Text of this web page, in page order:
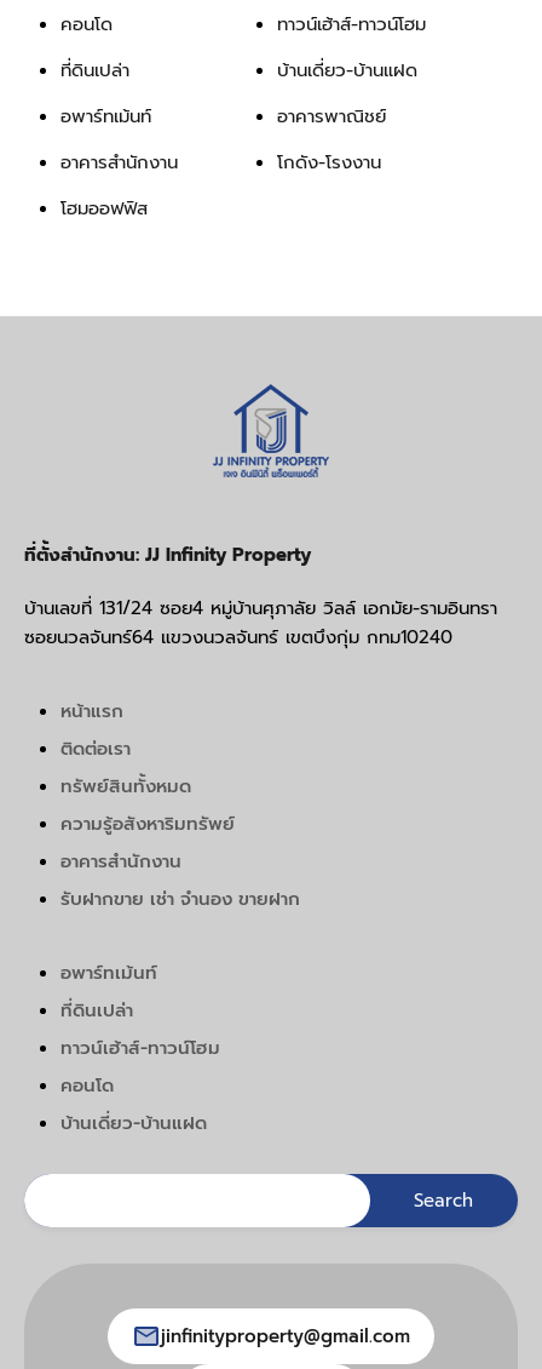
คอนโด
ทาวน์เฮ้าส์-ทาวน์โฮม
ที่ดินเปล่า
บ้านเดี่ยว-บ้านแฝด
อพาร์ทเม้นท์
อาคารพาณิชย์
อาคารสำนักงาน
โกดัง-โรงงาน
โฮมออฟฟิส
ที่ตั้งสำนักงาน: JJ Infinity Property
บ้านเลขที่ 131/24 ซอย4 หมู่บ้านศุภาลัย วิลล์ เอกมัย-รามอินทรา
ซอยนวลจันทร์64 แขวงนวลจันทร์ เขตบึงกุ่ม กทม10240
หน้าแรก
ติดต่อเรา
ทรัพย์สินทั้งหมด
ความรู้อสังหาริมทรัพย์
อาคารสำนักงาน
รับฝากขาย เช่า จำนอง ขายฝาก
อพาร์ทเม้นท์
ที่ดินเปล่า
ทาวน์เฮ้าส์-ทาวน์โฮม
คอนโด
บ้านเดี่ยว-บ้านแฝด
jinfinityproperty@gmail.com